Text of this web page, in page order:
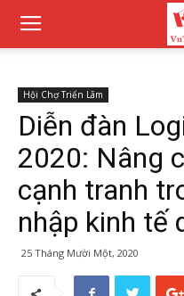
Hội Chợ Triển Lãm
Diễn đàn
2020: Nâng
cạnh tranh
nhập kinh tế
25 Tháng Mười Một, 2020